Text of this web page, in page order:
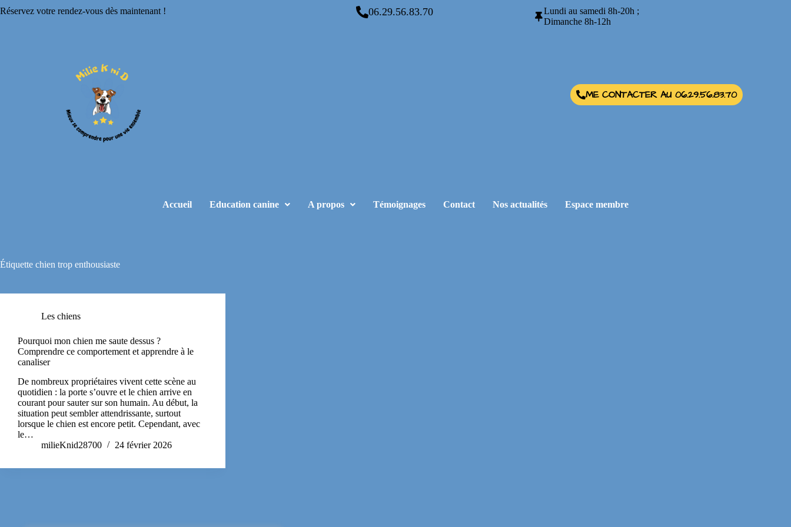
Réservez votre rendez-vous dès maintenant ! 06.29.56.83.70
Lundi au samedi 8h-20h ;
Dimanche 8h-12h
ME CONTACTER AU 06.29.56.83.70
Accueil Education canine A propos Témoignages Contact Nos actualités Espace membre
Étiquette chien trop enthousiaste
Les chiens
Pourquoi mon chien me saute dessus ?
Comprendre ce comportement et apprendre à le
canaliser
De nombreux propriétaires vivent cette scène au
quotidien : la porte s’ouvre et le chien arrive en
courant pour sauter sur son humain. Au début, la
situation peut sembler attendrissante, surtout
lorsque le chien est encore petit. Cependant, avec
le…
milieKnid28700
24 février 2026